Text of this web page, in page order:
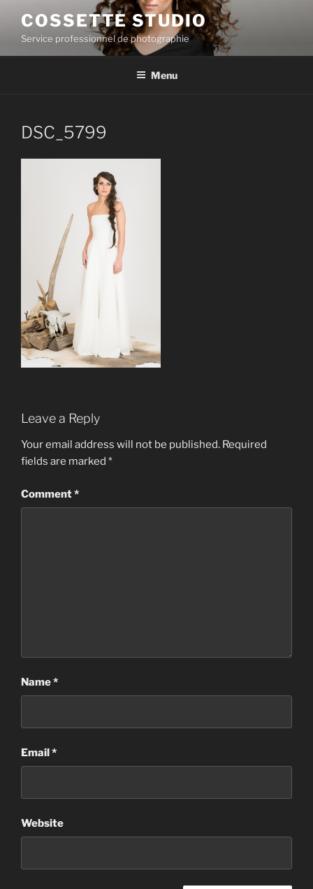
content
COSSETTE STUDIO
Service professionnel de photographie
Menu
DSC_5799
Leave a Reply
Your email address will not be published. Required
fields are marked *
Comment*
Name*
Email*
Website